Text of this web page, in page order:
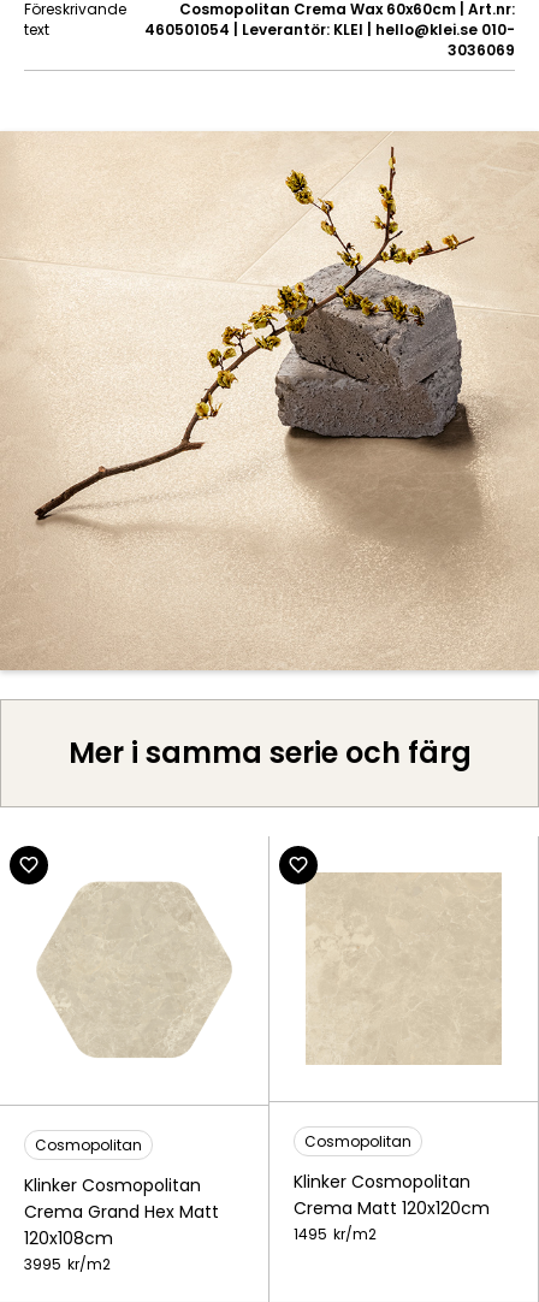
Föreskrivande
text
Cosmopolitan Crema Wax 60x60cm | Art.nr:
460501054 | Leverantör: KLEI | hello@klei.se 010-
3036069
Mer i samma serie och färg
Cosmopolitan
Klinker Cosmopolitan
Crema Grand Hex Matt
120x108cm
3995 kr/m2
Cosmopolitan
Klinker Cosmopolitan
Crema Matt 120x120cm
1495 kr/m2